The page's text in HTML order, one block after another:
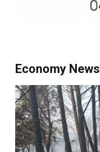
Economy News